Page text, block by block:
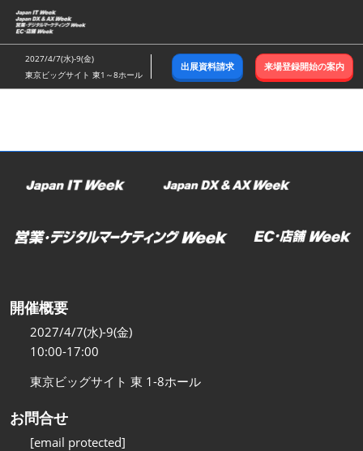
ス
キ
ッ
し
む
2027/4/7(水)-9(金)
東京ビッグサイト 東1～8ホール
出展資料請求 来場登録開始の案内
開催概要
2027/4/7(水)-9(金)
10:00-17:00
東京ビッグサイト 東 1-8ホール
お問合せ
[email protected]